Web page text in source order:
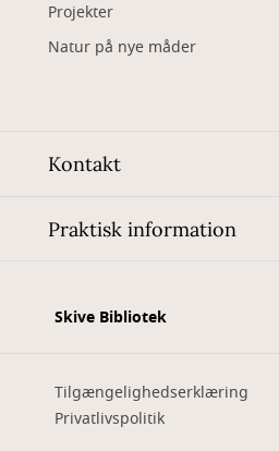
Projekter
Natur på nye måder
Kontakt
Praktisk information
Skive Bibliotek
Tilgængelighedserklæring
Privatlivspolitik